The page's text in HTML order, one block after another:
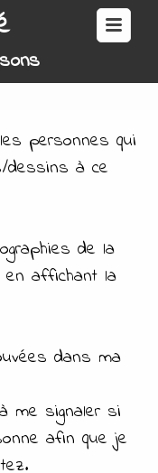
personnes qui
dessins à ce
de la
en affichant la
dans ma
me signaler si
afin que je